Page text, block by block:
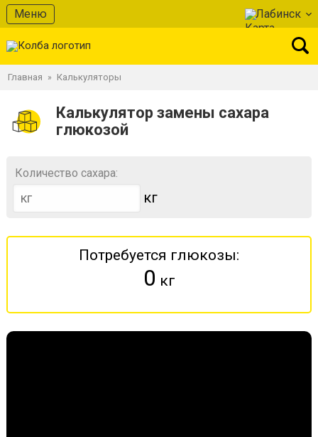
Меню Лабинск
Главная » Калькуляторы
Калькулятор замены сахара
глюкозой
Количество сахара:
кг
Потребуется глюкозы:
0 кг